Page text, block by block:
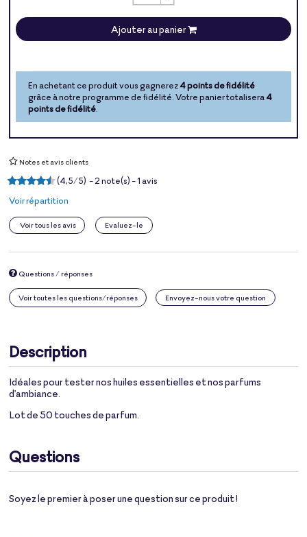
Ajouter au panier
En achetant ce produit vous gagnerez4 points de fidélité
grâce à notre programme de fidélité. Votre panier totalisera 4
points de fidélité
Notes et avis clients
(4,5/5) -2note(s) -1 avis
Voir répartition
Voir tous les avis Evaluez-le
Questions / réponses
Voir toutes les questions/réponses Envoyez-nous votre question
Description
Idéales pour tester nos huiles essentielles et nos parfums
d'ambiance.
Lot de 50 touches de parfum.
Questions
Soyez le premier à poser une question sur ce produit !